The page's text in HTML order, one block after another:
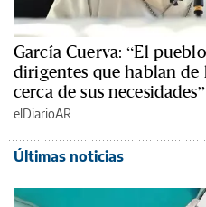
García Cuerva: “El
dirigentes que hablan de
cerca de sus necesidades”
elDiarioAR
Últimas noticias